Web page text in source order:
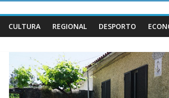
CULTURA REGIONAL DESPORTO